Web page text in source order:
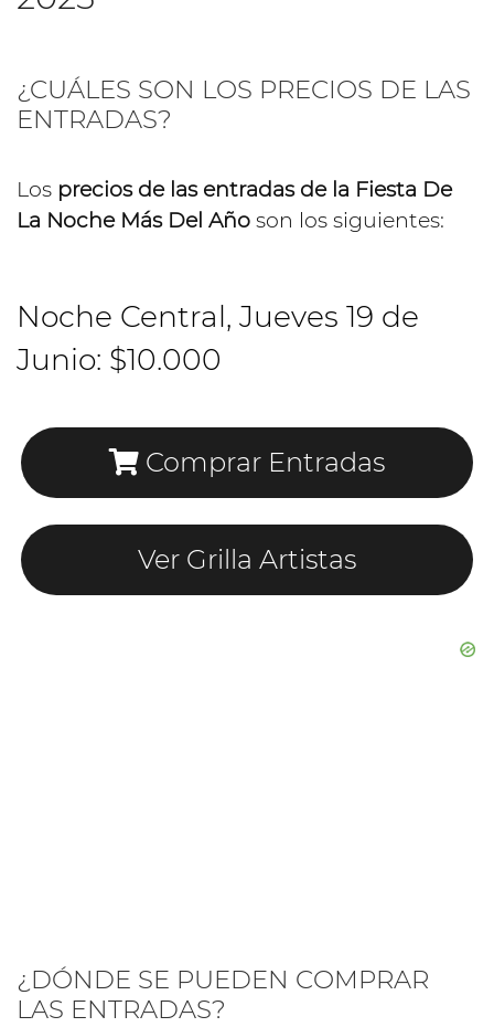
¿CUÁLES SON LOS PRECIOS DE LAS
ENTRADAS?
Los precios de las entradas de la Fiesta De
La Noche Más Del Año son los siguientes:
Noche Central, Jueves 19 de
Junio: $10.000
Comprar Entradas
Ver Grilla Artistas
¿DÓNDE SE PUEDEN COMPRAR
LAS ENTRADAS?